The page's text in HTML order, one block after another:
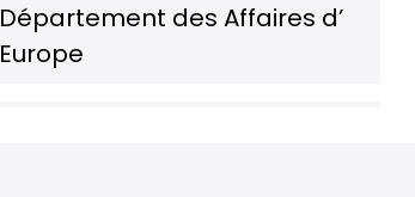
Département des Affaires d’
Europe